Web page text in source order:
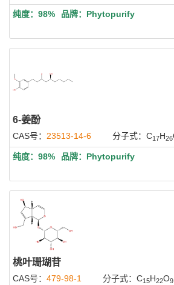
纯度：98% 品牌：Phytopurify
6-姜酚
CAS号： 23513-14-6 分子式：C17H26
纯度：98% 品牌：Phytopurify
桃叶珊瑚苷
CAS号： 479-98-1 分子式：C15H22O9